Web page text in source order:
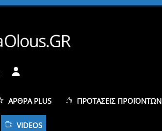
Αναζήτηση
ΆΡΘΡΑ PLUS ΠΡΟΤΆΣΕΙΣ ΠΡΟΪΌΝΤΩΝ
VIDEOS